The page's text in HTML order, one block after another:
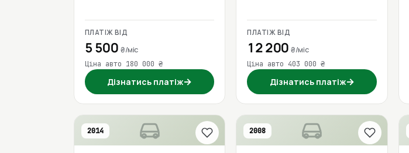
ПЛАТІЖ ВІД
5 500₴/міс
Ціна авто 180 000 ₴
Дізнатись платіж→
ПЛАТІЖ ВІД
12 200₴/міс
Ціна авто 403 000 ₴
Дізнатись платіж→
2014 2008